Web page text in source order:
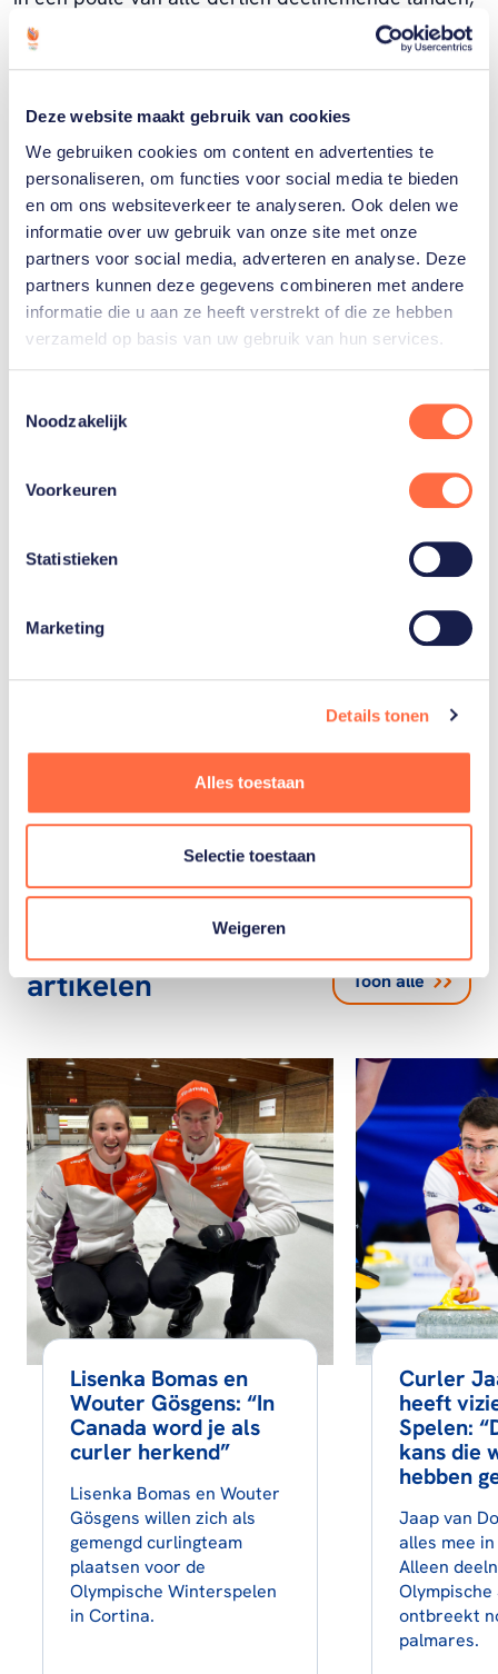
Deze website maakt gebruik van cookies
We gebruiken cookies om content en advertenties te
personaliseren, om functies voor social media te bieden
en om ons websiteverkeer te analyseren. Ook delen we
informatie over uw gebruik van onze site met onze
partners voor social media, adverteren en analyse. Deze
partners kunnen deze gegevens combineren met andere
informatie die u aan ze heeft verstrekt of die ze hebben
verzameld op basis van uw gebruik van hun services.
Noodzakelijk
Voorkeuren
Statistieken
Marketing
Details tonen
Alles toestaan
Selectie toestaan
Weigeren
waarbij de top zes zich kwalificeert voor de play-
offs. Dit WK is de eerste mogelijkheid om punten te
Winterspelen van 2026 in Italië.
Gerelateerde sporters
Wouter
Gösgens
artikelen
Toon alle
Lisenka Bomas en
Wouter Gösgens: “In
Canada word je als
curler herkend”
Lisenka Bomas en Wouter
Gösgens willen zich als
gemengd curlingteam
plaatsen voor de
Olympische Winterspelen
in Cortina.
Curler
heeft
Spelen:
kans die
hebben
Jaap van
alles mee
Alleen
Olympische
ontbreekt
palmares.